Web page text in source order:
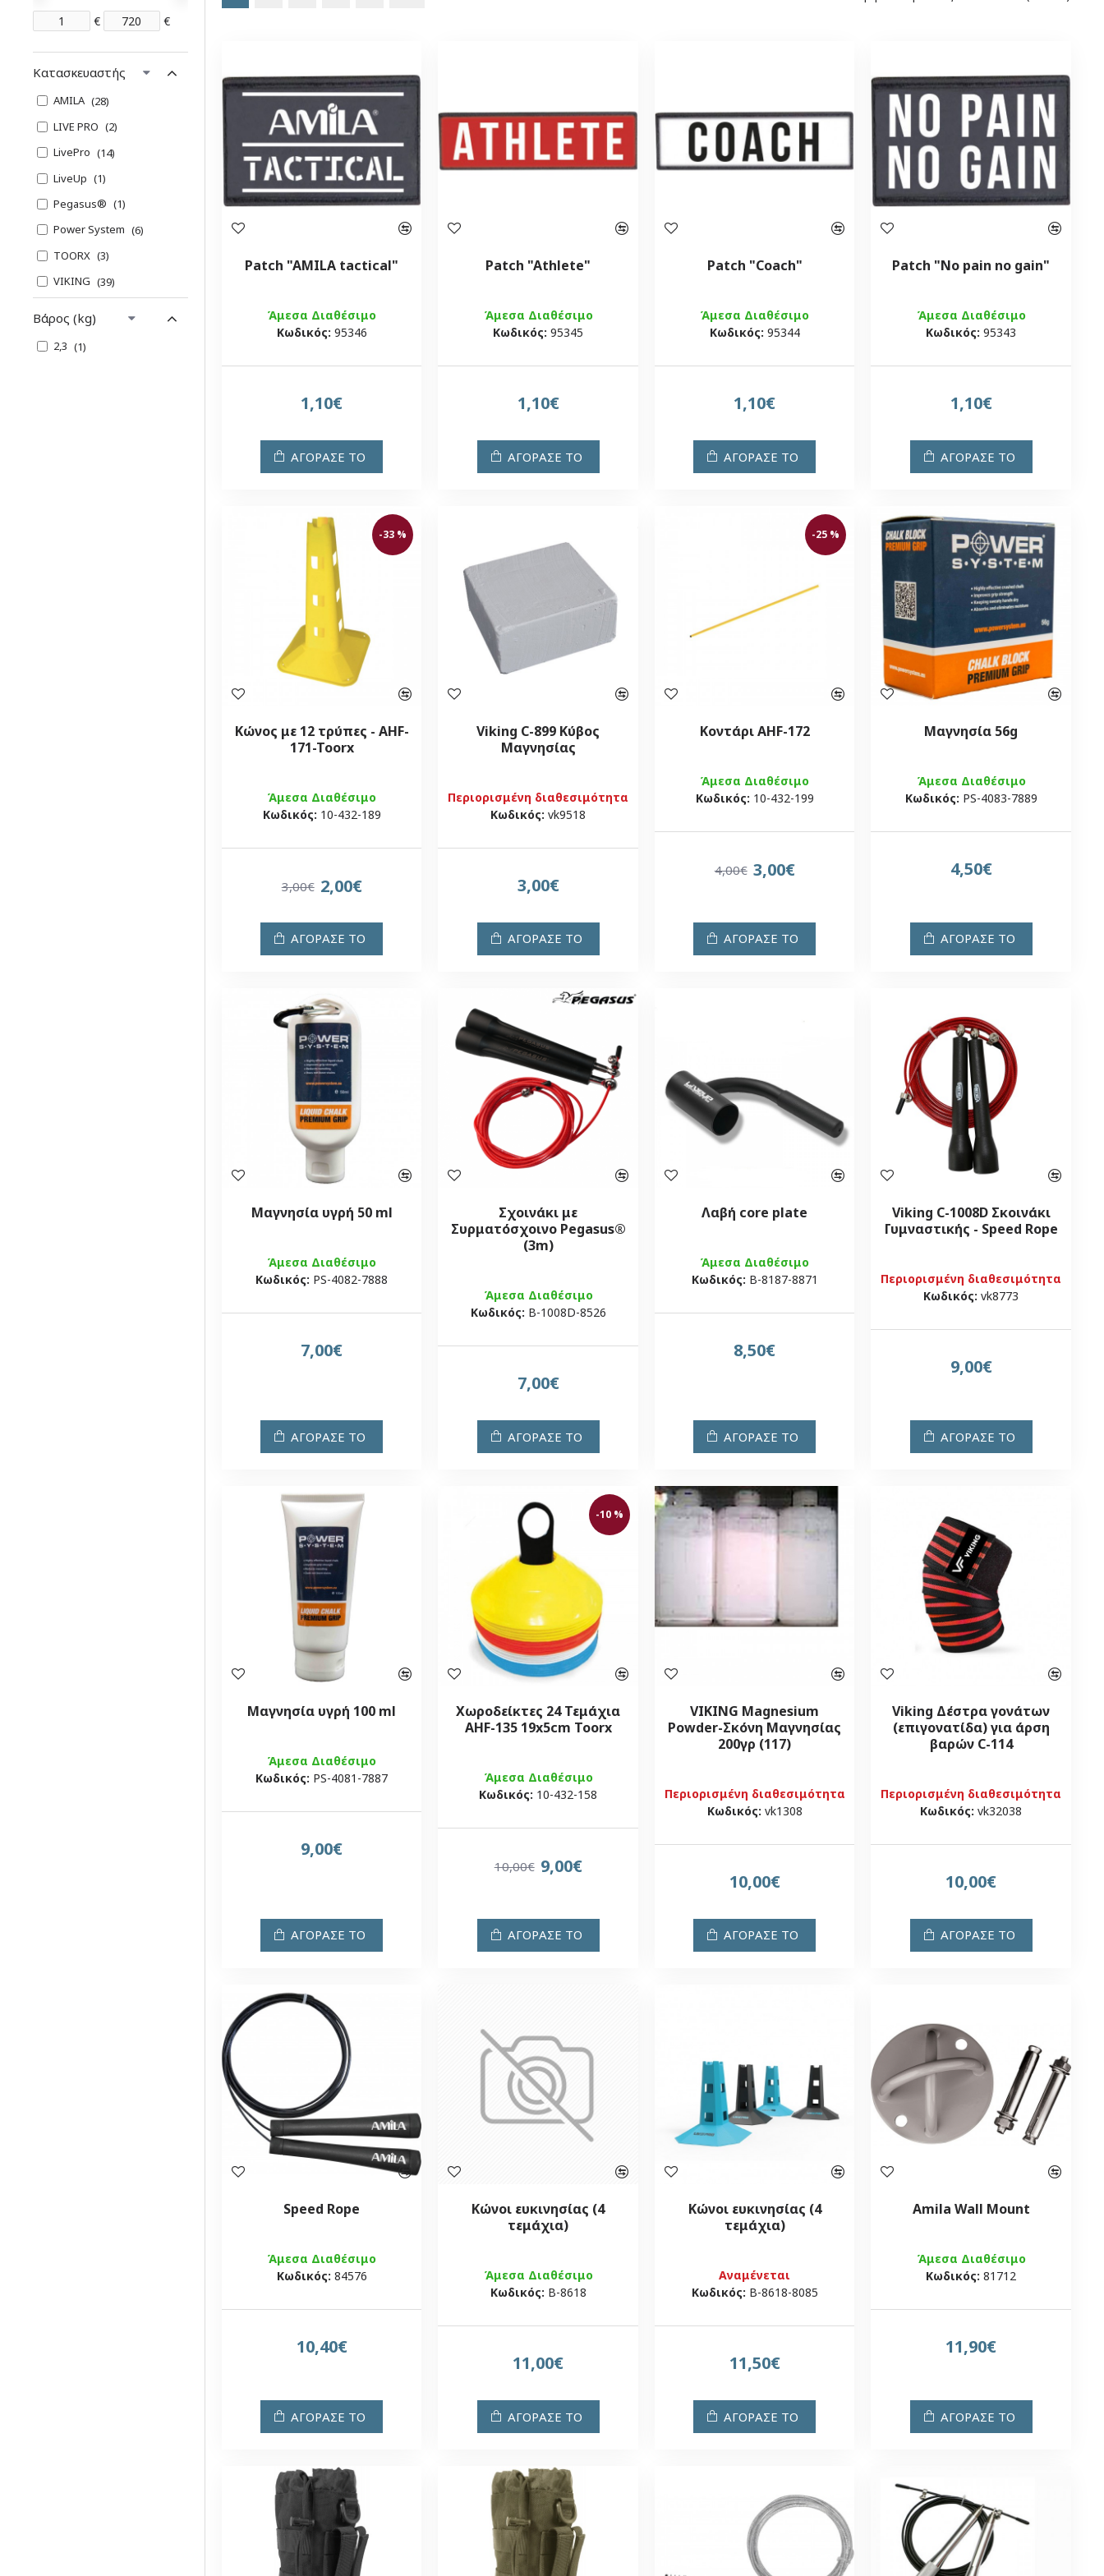
€ €
Κατασκευαστής
AMILA
28
LIVE PRO
2
LivePro
14
LiveUp
1
Pegasus®
1
Power System
6
TOORX
3
VIKING
39
Βάρος (kg)
2,3 1
Άμεσα Διαθέσιμο
Κωδικός: 95346
Patch "AMILA tactical"
1,10€
ΑΓΟΡΑΣΕ ΤΟ
Άμεσα Διαθέσιμο
Κωδικός: 95345
Patch "Athlete"
1,10€
ΑΓΟΡΑΣΕ ΤΟ
Άμεσα Διαθέσιμο
Κωδικός: 95344
Patch "Coach"
1,10€
ΑΓΟΡΑΣΕ ΤΟ
Άμεσα Διαθέσιμο
Κωδικός: 95343
Patch "No pain no gain"
1,10€
ΑΓΟΡΑΣΕ ΤΟ
-33 %
Άμεσα Διαθέσιμο
Κωδικός: 10-432-189
Κώνος με 12 τρύπες - AHF-
171-Toorx
2,00€
3,00€
ΑΓΟΡΑΣΕ ΤΟ
Περιορισμένη διαθεσιμότητα
Κωδικός: vk9518
Viking C-899 Κύβος
Μαγνησίας
3,00€
ΑΓΟΡΑΣΕ ΤΟ
-25 %
Άμεσα Διαθέσιμο
Κωδικός: 10-432-199
Κοντάρι AHF-172
3,00€
4,00€
ΑΓΟΡΑΣΕ ΤΟ
Άμεσα Διαθέσιμο
Κωδικός: PS-4083-7889
Μαγνησία 56g
4,50€
ΑΓΟΡΑΣΕ ΤΟ
Άμεσα Διαθέσιμο
Κωδικός: PS-4082-7888
Μαγνησία υγρή 50 ml
7,00€
ΑΓΟΡΑΣΕ ΤΟ
Άμεσα Διαθέσιμο
Κωδικός: Β-1008D-8526
Σχοινάκι με
Συρματόσχοινο Pegasus®
(3m)
7,00€
ΑΓΟΡΑΣΕ ΤΟ
Άμεσα Διαθέσιμο
Κωδικός: Β-8187-8871
Λαβή core plate
8,50€
ΑΓΟΡΑΣΕ ΤΟ
Περιορισμένη διαθεσιμότητα
Κωδικός: vk8773
Viking C-1008D Σκοινάκι
Γυμναστικής - Speed Rope
9,00€
ΑΓΟΡΑΣΕ ΤΟ
Άμεσα Διαθέσιμο
Κωδικός: PS-4081-7887
Μαγνησία υγρή 100 ml
9,00€
ΑΓΟΡΑΣΕ ΤΟ
-10 %
Άμεσα Διαθέσιμο
Κωδικός: 10-432-158
Χωροδείκτες 24 Τεμάχια
AHF-135 19x5cm Toorx
9,00€
10,00€
ΑΓΟΡΑΣΕ ΤΟ
Περιορισμένη διαθεσιμότητα
Κωδικός: vk1308
VIKING Magnesium
Powder-Σκόνη Μαγνησίας
200γρ (117)
10,00€
ΑΓΟΡΑΣΕ ΤΟ
Περιορισμένη διαθεσιμότητα
Κωδικός: vk32038
Viking Δέστρα γονάτων
(επιγονατίδα) για άρση
βαρών C-114
10,00€
ΑΓΟΡΑΣΕ ΤΟ
Άμεσα Διαθέσιμο
Κωδικός: 84576
Speed Rope
10,40€
ΑΓΟΡΑΣΕ ΤΟ
Άμεσα Διαθέσιμο
Κωδικός: Β-8618
Κώνοι ευκινησίας (4
τεμάχια)
11,00€
ΑΓΟΡΑΣΕ ΤΟ
Αναμένεται
Κωδικός: Β-8618-8085
Κώνοι ευκινησίας (4
τεμάχια)
11,50€
ΑΓΟΡΑΣΕ ΤΟ
Άμεσα Διαθέσιμο
Κωδικός: 81712
Amila Wall Mount
11,90€
ΑΓΟΡΑΣΕ ΤΟ